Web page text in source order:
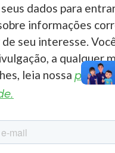
dados para
informações
seu interesse.
a qualquer
leia nossa